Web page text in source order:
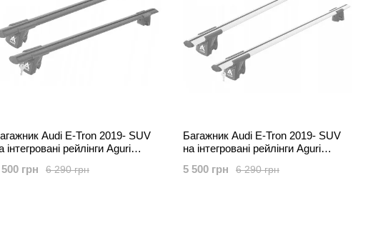
Audi E-Tron 2019- SUV
інтегровані рейлінги Aguri
6 290 грн
грн
Багажник Audi E-Tron 2019- SUV
на інтегровані рейлінги Aguri
6 290 грн
5 500 грн